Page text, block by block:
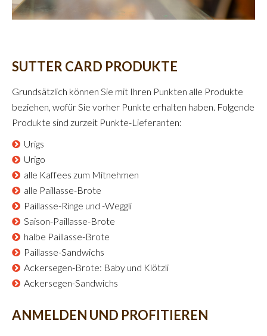
SUTTER CARD PRODUKTE
Grundsätzlich können Sie mit Ihren Punkten alle Produkte
beziehen, wofür Sie vorher Punkte erhalten haben. Folgende
Produkte sind zurzeit Punkte-Lieferanten:
Urigs
Urigo
alle Kaffees zum Mitnehmen
alle Paillasse-Brote
Paillasse-Ringe und -Weggli
Saison-Paillasse-Brote
halbe Paillasse-Brote
Paillasse-Sandwichs
Ackersegen-Brote: Baby und Klötzli
Ackersegen-Sandwichs
ANMELDEN UND PROFITIEREN